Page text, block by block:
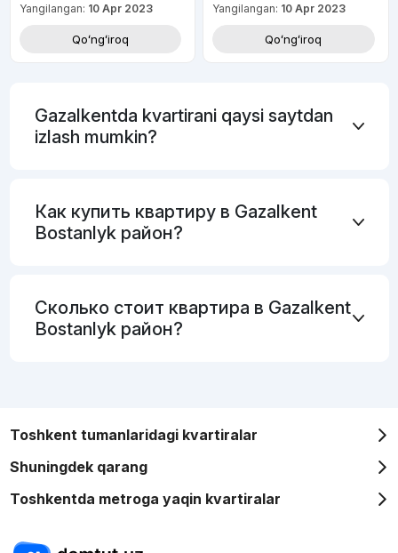
Yangilangan: 10 Apr 2023
Qoʻngʻiroq
Yangilangan: 10 Apr 2023
Qoʻngʻiroq
Gazalkentda kvartirani qaysi saytdan
izlash mumkin?
Как купить квартиру в Gazalkent
Bostanlyk район?
Сколько стоит квартира в Gazalkent
Bostanlyk район?
Toshkent tumanlaridagi kvartiralar
Shuningdek qarang
Toshkentda metroga yaqin kvartiralar